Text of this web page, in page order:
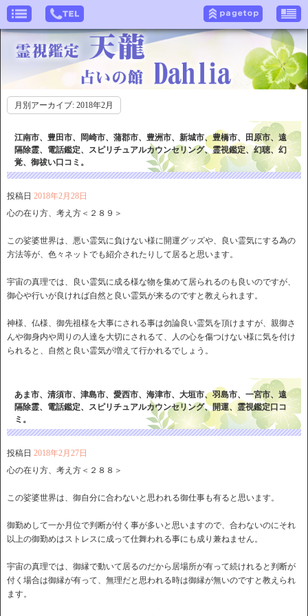
月別アーカイブ: 2018年2月
江南市、豊田市、岡崎市、蒲郡市、豊洲市、新城市、豊橋市、田原市、遠
隔除霊、電話鑑定、スピリチュアルカウンセリング、霊視鑑定、幻聴、幻
覚、御祓い口コミ。
投稿日 2018年2月28日
心の在り方、考え方＜２８９＞
この娑婆世界は、悪い霊気に負けない様に開運グッズや、良い霊気にする為の
方法等が、色々ネットでも紹介されたりして居ると思います。
宇宙の真理では、良い霊気に成る様な物を集めて居られるのも良いのですが、
御心や行いが良ければ自然と良い霊気が来るのですと教えられます。
神様、仏様、御先祖様を大事にされる事は勿論良い霊気を頂けますが、親御さ
んや御身内や周りの人達を大切にされるて、人の心を傷つけない様に気を付け
られると、自然と良い霊気が増えて行かれるでしょう。
あま市、清須市、津島市、愛西市、海津市、大垣市、羽島市、一宮市、遠
隔除霊、電話鑑定、スピリチュアルカウンセリング、開運、霊視鑑定口コ
ミ。
投稿日 2018年2月27日
心の在り方、考え方＜２８８＞
この娑婆世界は、御自分に合わないと思われる御仕事も有ると思います。
御勤めして一か月位で判断が付く事が多いと思いますので、合わないのにそれ
以上の御勤めはストレスに成って仕舞われる事にも成り兼ねません。
宇宙の真理では、御縁で動いて居るのだから居場所が有って続けれると判断が
付く場合は御縁が有って、無理だと思われる時は御縁が無いのですと教えられ
ます。